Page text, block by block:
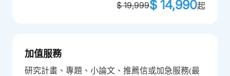
$ 19,999$ 14,990起
加值服務
研究計畫、專題、小論文、推薦信或加急服務(最